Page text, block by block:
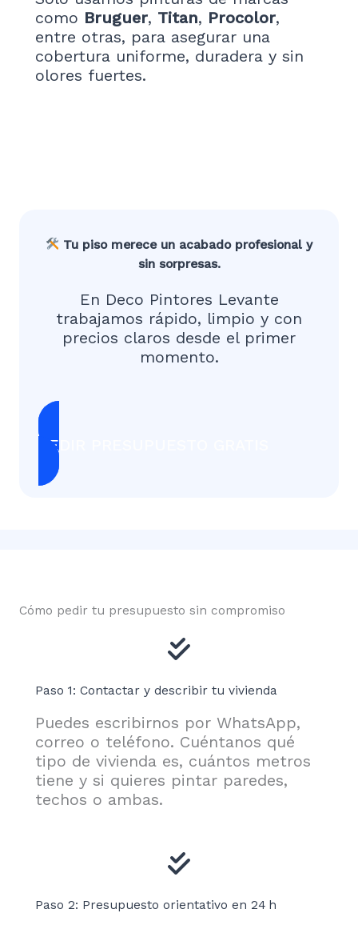
como Bruguer, Titan, Procolor,
entre otras, para asegurar una
cobertura uniforme, duradera y sin
olores fuertes.
Tu piso merece un acabado profesional y
sin sorpresas.
En Deco Pintores Levante
trabajamos rápido, limpio y con
precios claros desde el primer
momento.
PEDIR PRESUPUESTO GRATIS
Cómo pedir tu presupuesto sin compromiso
Paso 1: Contactar y describir tu vivienda
Puedes escribirnos por WhatsApp,
correo o teléfono. Cuéntanos qué
tipo de vivienda es, cuántos metros
tiene y si quieres pintar paredes,
techos o ambas.
Paso 2: Presupuesto orientativo en 24 h